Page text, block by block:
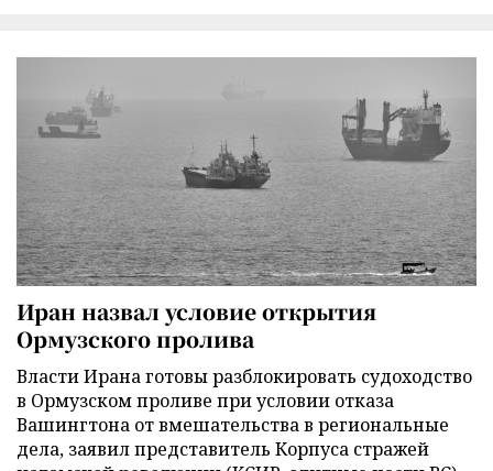
Иран назвал условие открытия
Ормузского пролива
Власти Ирана готовы разблокировать судоходство
в Ормузском проливе при условии отказа
Вашингтона от вмешательства в региональные
дела, заявил представитель Корпуса стражей